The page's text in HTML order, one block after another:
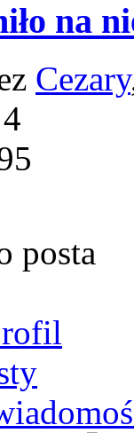
na
Cezary
posta